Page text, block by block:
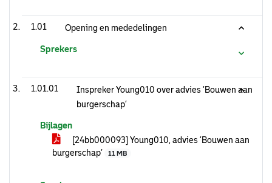
1.01 Opening en mededelingen
Sprekers
1.01.01
Inspreker Young010 over advies ‘Bouwen aan
burgerschap’
Bijlagen
[24bb000093] Young010, advies ‘Bouwen aan
burgerschap’
11 MB